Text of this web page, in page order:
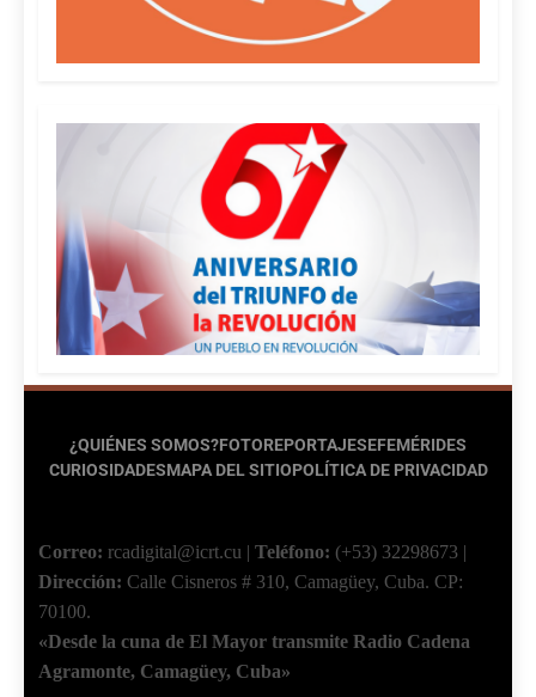
¿QUIÉNES SOMOS?FOTOREPORTAJESEFEMÉRIDES
CURIOSIDADESMAPA DEL SITIOPOLÍTICA DE PRIVACIDAD
Correo: rcadigital@icrt.cu | Teléfono: (+53) 32298673 |
Dirección: Calle Cisneros # 310, Camagüey, Cuba. CP:
70100.
«Desde la cuna de El Mayor transmite Radio Cadena
Agramonte, Camagüey, Cuba»